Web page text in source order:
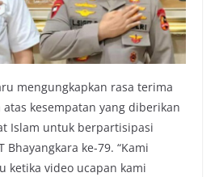
mengungkapkan rasa terima
kesempatan yang diberikan
Islam untuk berpartisipasi
Bhayangkara ke-79. “Kami
ketika video ucapan kami